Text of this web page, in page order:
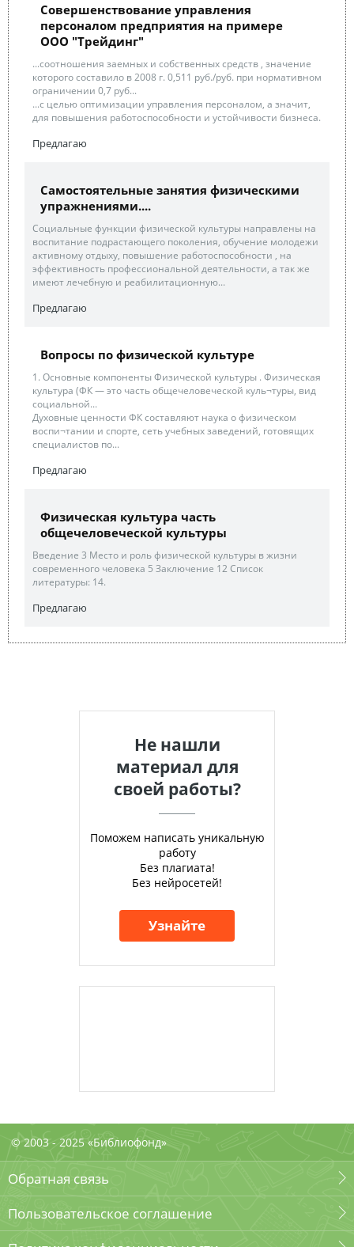
Совершенствование управления
персоналом предприятия на примере
ООО "Трейдинг"
...соотношения заемных и собственных средств , значение
которого составило в 2008 г. 0,511 руб./руб. при нормативном
ограничении 0,7 руб...
...с целью оптимизации управления персоналом, а значит,
для повышения работоспособности и устойчивости бизнеса.
Предлагаю
Самостоятельные занятия физическими
упражнениями....
Социальные функции физической культуры направлены на
воспитание подрастающего поколения, обучение молодежи
активному отдыху, повышение работоспособности , на
эффективность профессиональной деятельности, а так же
имеют лечебную и реабилитационную...
Предлагаю
Вопросы по физической культуре
1. Основные компоненты Физической культуры . Физическая
культура (ФК — это часть общечеловеческой куль¬туры, вид
социальной...
Духовные ценности ФК составляют наука о физическом
воспи¬тании и спорте, сеть учебных заведений, готовящих
специалистов по...
Предлагаю
Физическая культура часть
общечеловеческой культуры
Введение 3 Место и роль физической культуры в жизни
современного человека 5 Заключение 12 Список
литературы: 14.
Предлагаю
Не нашли
материал для
своей работы?
Поможем написать уникальную
работу
Без плагиата!
Без нейросетей!
Узнайте
© 2003 - 2025 «Библиофонд»
Обратная связь
Пользовательское соглашение